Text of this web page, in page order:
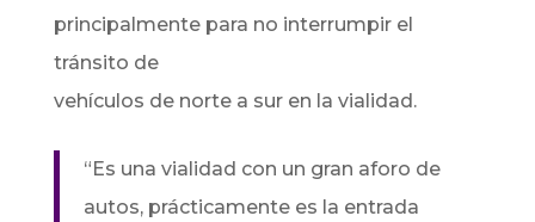
principalmente para no interrumpir el
tránsito de
vehículos de norte a sur en la vialidad.
“Es una vialidad con un gran aforo de
autos, prácticamente es la entrada